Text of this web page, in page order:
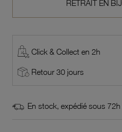
RETRAIT EN
Click & Collect en 2h
Retour 30 jours
En stock, expédié sous 72h